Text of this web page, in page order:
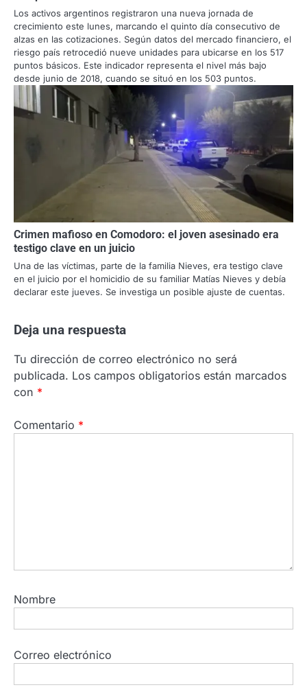
Los activos argentinos registraron una nueva jornada de
crecimiento este lunes, marcando el quinto día consecutivo de
alzas en las cotizaciones. Según datos del mercado financiero, el
riesgo país retrocedió nueve unidades para ubicarse en los 517
puntos básicos. Este indicador representa el nivel más bajo
desde junio de 2018, cuando se situó en los 503 puntos.
Crimen mafioso en Comodoro: el joven asesinado era
testigo clave en un juicio
Una de las víctimas, parte de la familia Nieves, era testigo clave
en el juicio por el homicidio de su familiar Matías Nieves y debía
declarar este jueves. Se investiga un posible ajuste de cuentas.
Deja una respuesta
Tu dirección de correo electrónico no será
publicada. Los campos obligatorios están marcados
con *
Comentario *
Nombre
Correo electrónico